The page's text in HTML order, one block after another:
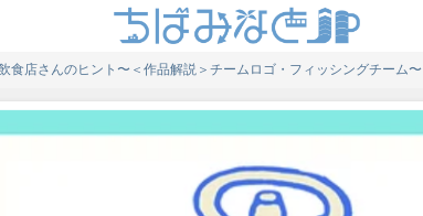
食店さんのヒント〜＜作品解説＞チームロゴ・フィッシングチーム〜